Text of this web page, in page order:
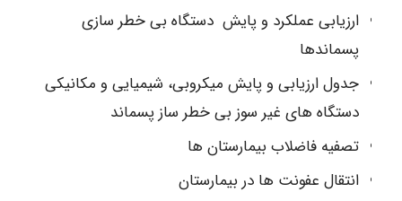
ارزیابی عملکرد و پایش دستگاه بی خطر سازی
پسماندها
جدول ارزیابی و پایش میکروبی، شیمیایی و مکانیکی
دستگاه های غیر سوز بی خطر ساز پسماند
تصفیه فاضلاب بیمارستان ها
انتقال عفونت ها در بیمارستان